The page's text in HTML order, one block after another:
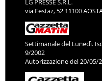
LG PRESSE S.R.L.
via Festaz, 52 11100
Settimanale del Lunedì.
9/2002
Autorizzazione del 20/05/